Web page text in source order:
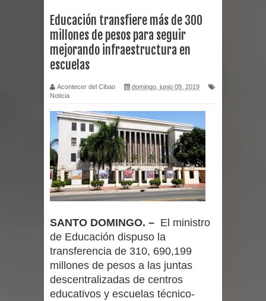
Educación transfiere más de 300
millones de pesos para seguir
mejorando infraestructura en
escuelas
Acontecer del Cibao
domingo, junio 09, 2019
Noticia
SANTO DOMINGO. – El ministro
de Educación dispuso la
transferencia de 310, 690,199
millones de pesos a las juntas
descentralizadas de centros
educativos y escuelas técnico-